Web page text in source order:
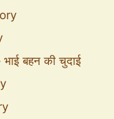
बहन की चुदाई